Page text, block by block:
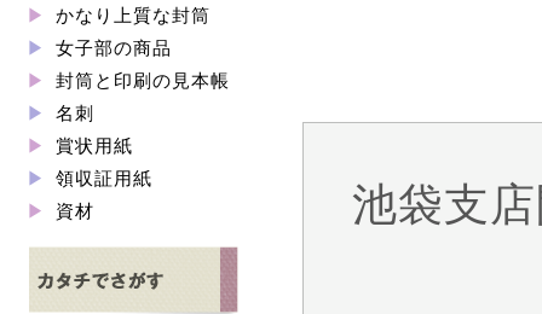
かなり上質な封筒
女子部の商品
封筒と印刷の見本帳
名刺
賞状用紙
領収証用紙
資材
池袋支